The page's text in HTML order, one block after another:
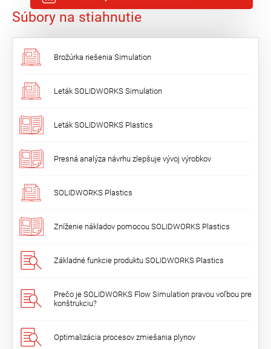
Súbory na stiahnutie
Brožúrka riešenia Simulation
Leták SOLIDWORKS Simulation
Leták SOLIDWORKS Plastics
Presná analýza návrhu zlepšuje vývoj výrobkov
SOLIDWORKS Plastics
Zníženie nákladov pomocou SOLIDWORKS Plastics
Základné funkcie produktu SOLIDWORKS Plastics
Prečo je SOLIDWORKS Flow Simulation pravou voľbou pre
konštrukciu?
Optimalizácia procesov zmiešania plynov